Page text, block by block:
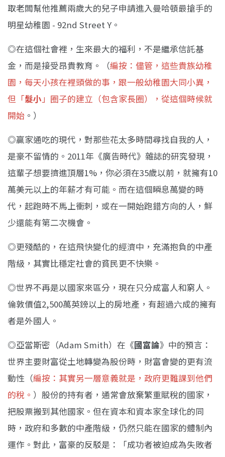
取老闆幫他推薦兩歲大的兒子申請進入曼哈頓最搶手的
明星幼稚園 - 92nd Street Y。
◎在這個社會裡，生來最大的福利，不是繼承信託基
金，而是接受昂貴教育。（編按：儘管，這些貴族幼稚
園，每天小孩在裡頭做的事，跟一般幼稚園大同小異，
但「髮小」圈子的建立（包含家長圈），從這個時候就
開始 。）
◎贏家通吃的現代，對那些花太多時間尋找自我的人，
是豪不留情的。2011年《廣告時代》雜誌的研究發現，
這輩子想要擠進頂層1%，你必須在35歲以前，就擁有10
萬美元以上的年薪才有可能。而在這個瞬息萬變的時
代，起跑時不馬上衝刺，或在一開始跑錯方向的人，鮮
少還能有第二次機會。
◎更殘酷的，在這飛快變化的經濟中，充滿抱負的中產
階級，其實比穩定社會的貧民更不快樂。
◎世界不再是以國家來區分，現在只分成富人和窮人。
倫敦價值2,500萬英鎊以上的房地產，有超過六成的擁有
者是外國人。
◎亞當斯密（Adam Smith）在《國富論》中的預言：
世界主要財富從土地轉變為股份時，財富會變的更有流
動性（編按：其實另一層意義就是，政府更難課到他們
的稅。 ）股份的持有者，通常會放棄繁重賦稅的國家，
把股票搬到其他國家。但在資本和資本家全球化的同
時，政府和多數的中產階級，仍然只能在國家的體制內
運作。對此，富豪的反駁是：「成功者被迫成為失敗者